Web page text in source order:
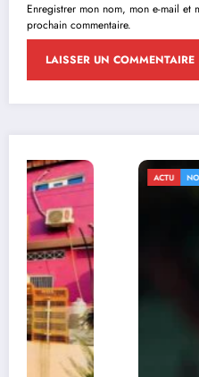
Enregistrer mon nom, mon e-mail et
prochain commentaire.
ACTU NON CLASSÉ SPORTS